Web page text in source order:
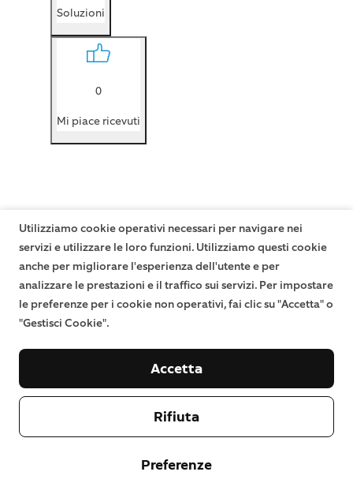
Soluzioni
0
Mi piace ricevuti
Utilizziamo cookie operativi necessari per navigare nei
servizi e utilizzare le loro funzioni. Utilizziamo questi cookie
anche per migliorare l'esperienza dell'utente e per
analizzare le prestazioni e il traffico sui servizi. Per impostare
le preferenze per i cookie non operativi, fai clic su "Accetta" o
"Gestisci Cookie".
Preferenze
Rifiuta
Accetta